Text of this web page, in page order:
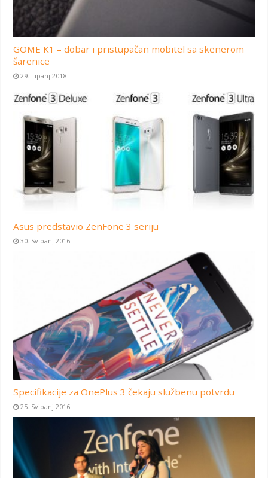
GOME K1 – dobar i pristupačan mobitel sa skenerom
šarenice
29. Lipanj 2018
Asus predstavio ZenFone 3 seriju
30. Svibanj 2016
Specifikacije za OnePlus 3 čekaju službenu potvrdu
25. Svibanj 2016